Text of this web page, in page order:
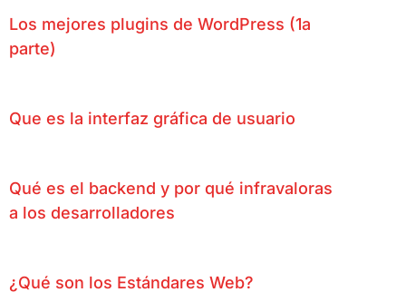
Los mejores plugins de WordPress (1a
parte)
Que es la interfaz gráfica de usuario
Qué es el backend y por qué infravaloras
a los desarrolladores
¿Qué son los Estándares Web?